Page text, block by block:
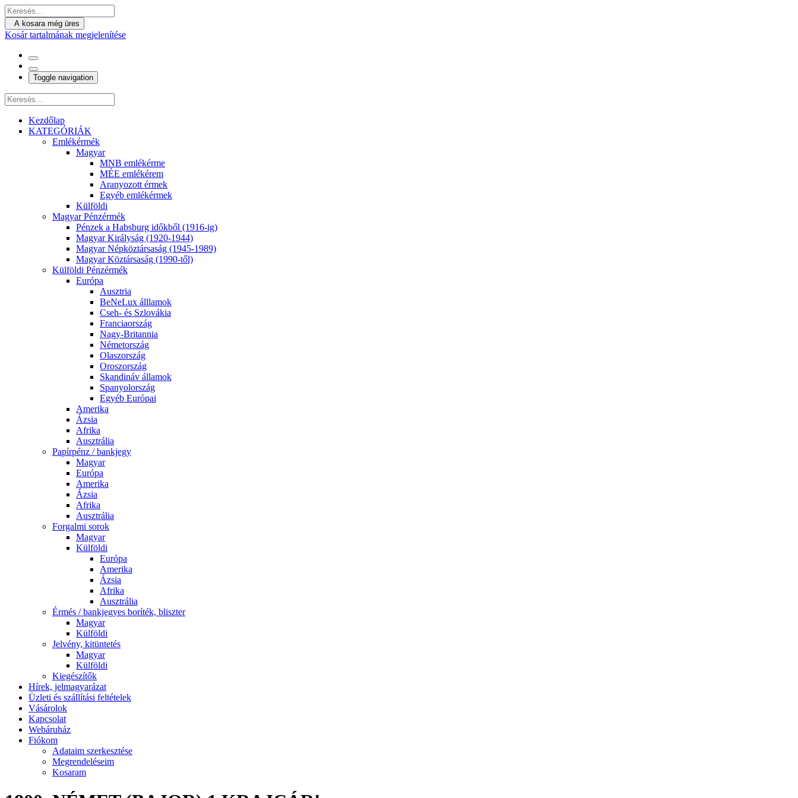
A kosara még üres
Kosár tartalmának megjelenítése
Toggle navigation
Kezdőlap
KATEGÓRIÁK
Emlékérmék
Magyar
MNB emlékérme
MÉE emlékérem
Aranyozott érmek
Egyéb emlékérmek
Külföldi
Magyar Pénzérmék
Pénzek a Habsburg időkből (1916-ig)
Magyar Királyság (1920-1944)
Magyar Népköztársaság (1945-1989)
Magyar Köztársaság (1990-től)
Külföldi Pénzérmék
Európa
Ausztria
BeNeLux álllamok
Cseh- és Szlovákia
Franciaország
Nagy-Britannia
Németország
Olaszország
Oroszország
Skandináv államok
Spanyolország
Egyéb Európai
Amerika
Ázsia
Afrika
Ausztrália
Papírpénz / bankjegy
Magyar
Európa
Amerika
Ázsia
Afrika
Ausztrália
Forgalmi sorok
Magyar
Külföldi
Európa
Amerika
Ázsia
Afrika
Ausztrália
Érmés / bankjegyes boríték, bliszter
Magyar
Külföldi
Jelvény, kitüntetés
Magyar
Külföldi
Kiegészítők
Hírek, jelmagyarázat
Üzleti és szállítási feltételek
Vásárolok
Kapcsolat
Webáruház
Fiókom
Adataim szerkesztése
Megrendeléseim
Kosaram